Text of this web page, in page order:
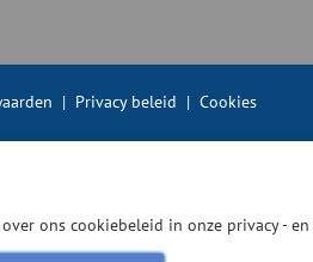
| Privacy beleid | Cookies
ons cookiebeleid in onze privacy -